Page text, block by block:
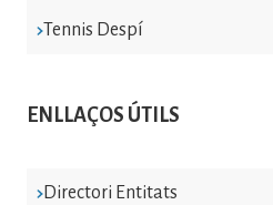
Tennis Despí
ENLLAÇOS ÚTILS
Directori Entitats